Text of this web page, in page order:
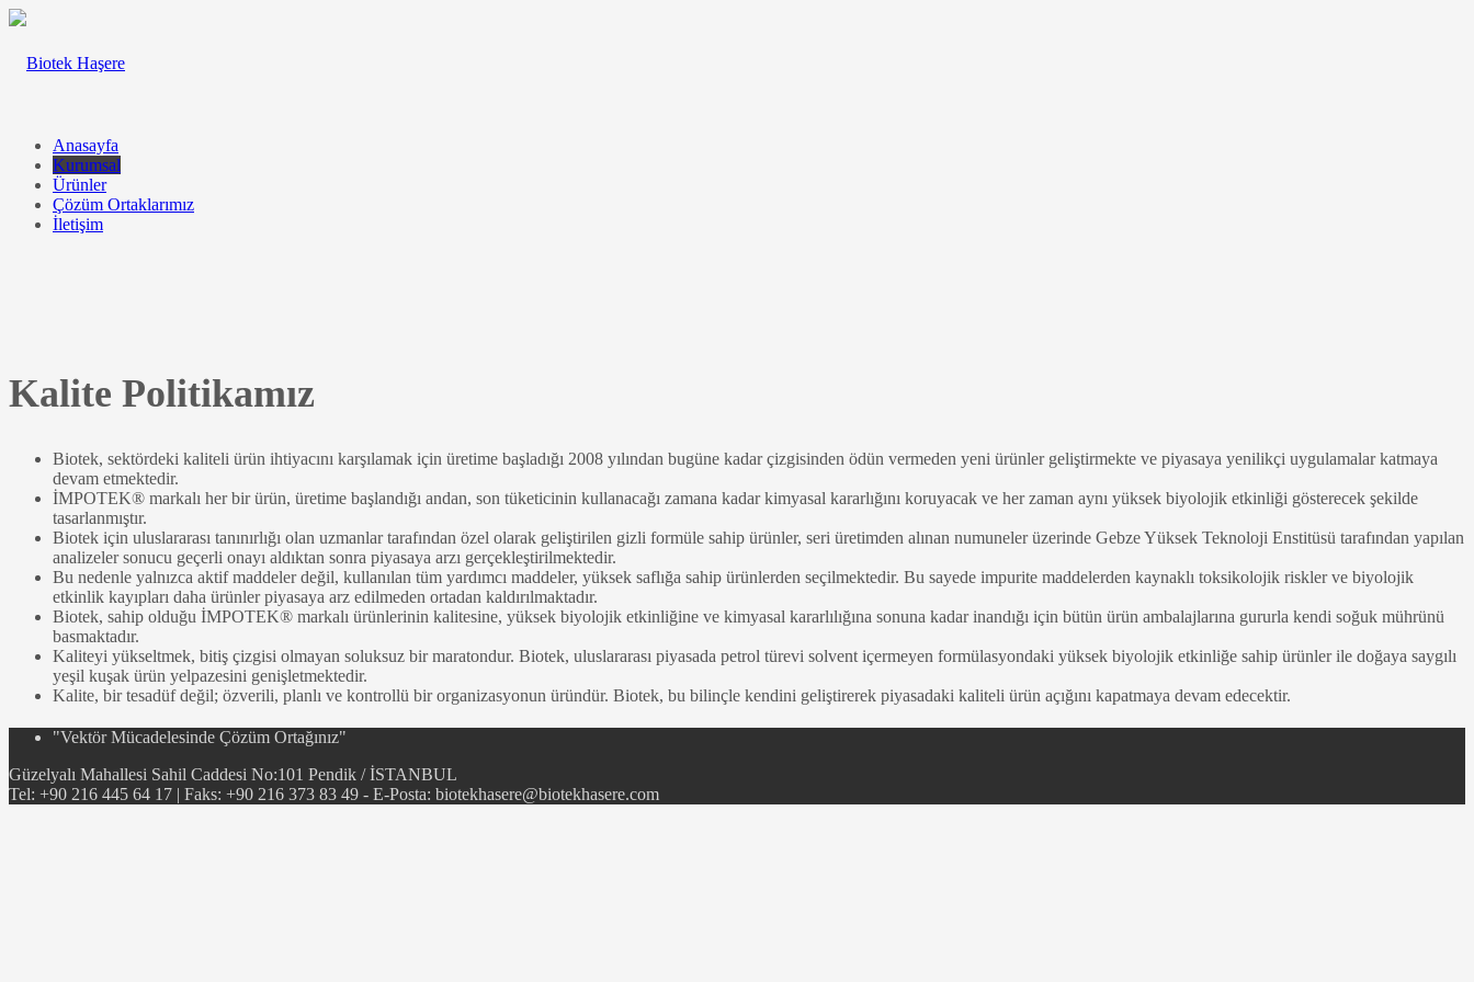
Anasayfa
Kurumsal
Ürünler
Çözüm Ortaklarımız
İletişim
Kalite Politikamız
Biotek, sektördeki kaliteli ürün ihtiyacını karşılamak için üretime başladığı 2008 yılından bugüne kadar çizgisinden ödün vermeden yeni ürünler geliştirmekte ve piyasaya yenilikçi uygulamalar katmaya
devam etmektedir.
İMPOTEK® markalı her bir ürün, üretime başlandığı andan, son tüketicinin kullanacağı zamana kadar kimyasal kararlığını koruyacak ve her zaman aynı yüksek biyolojik etkinliği gösterecek şekilde
tasarlanmıştır.
Biotek için uluslararası tanınırlığı olan uzmanlar tarafından özel olarak geliştirilen gizli formüle sahip ürünler, seri üretimden alınan numuneler üzerinde Gebze Yüksek Teknoloji Enstitüsü tarafından yapılan
analizeler sonucu geçerli onayı aldıktan sonra piyasaya arzı gerçekleştirilmektedir.
Bu nedenle yalnızca aktif maddeler değil, kullanılan tüm yardımcı maddeler, yüksek saflığa sahip ürünlerden seçilmektedir. Bu sayede impurite maddelerden kaynaklı toksikolojik riskler ve biyolojik
etkinlik kayıpları daha ürünler piyasaya arz edilmeden ortadan kaldırılmaktadır.
Biotek, sahip olduğu İMPOTEK® markalı ürünlerinin kalitesine, yüksek biyolojik etkinliğine ve kimyasal kararlılığına sonuna kadar inandığı için bütün ürün ambalajlarına gururla kendi soğuk mührünü
basmaktadır.
Kaliteyi yükseltmek, bitiş çizgisi olmayan soluksuz bir maratondur. Biotek, uluslararası piyasada petrol türevi solvent içermeyen formülasyondaki yüksek biyolojik etkinliğe sahip ürünler ile doğaya saygılı
yeşil kuşak ürün yelpazesini genişletmektedir.
Kalite, bir tesadüf değil; özverili, planlı ve kontrollü bir organizasyonun üründür. Biotek, bu bilinçle kendini geliştirerek piyasadaki kaliteli ürün açığını kapatmaya devam edecektir.
"Vektör Mücadelesinde Çözüm Ortağınız"
Güzelyalı Mahallesi Sahil Caddesi No:101 Pendik / İSTANBUL
Tel: +90 216 445 64 17 | Faks: +90 216 373 83 49 - E-Posta: biotekhasere@biotekhasere.com